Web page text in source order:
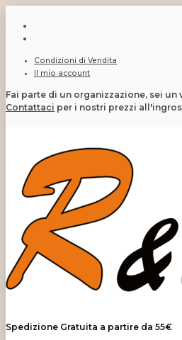
Condizioni di Vendita
Il mio account
Fai parte di un organizzazione, sei un
Contattaci per i nostri prezzi
Spedizione Gratuita a partire da 55€